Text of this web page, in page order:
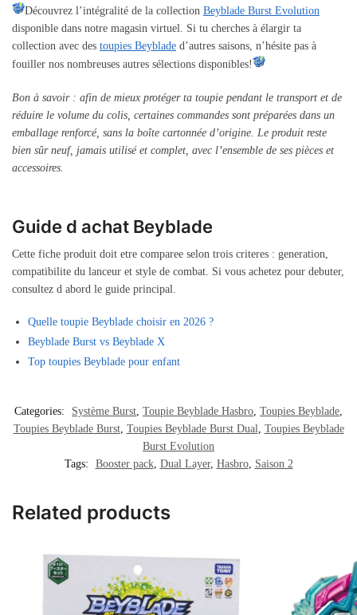
Découvrez l’intégralité de la collection Beyblade Burst Evolution
disponible dans notre magasin virtuel. Si tu cherches à élargir ta
collection avec des toupies Beyblade d’autres saisons, n’hésite pas à
fouiller nos nombreuses autres sélections disponibles!
Bon à savoir : afin de mieux protéger ta toupie pendant le transport et de
réduire le volume du colis, certaines commandes sont préparées dans un
emballage renforcé, sans la boîte cartonnée d’origine. Le produit reste
bien sûr neuf, jamais utilisé et complet, avec l’ensemble de ses pièces et
accessoires.
Guide d achat Beyblade
Cette fiche produit doit etre comparee selon trois criteres : generation,
compatibilite du lanceur et style de combat. Si vous achetez pour debuter,
consultez d abord le guide principal.
Quelle toupie Beyblade choisir en 2026 ?
Beyblade Burst vs Beyblade X
Top toupies Beyblade pour enfant
Categories: Système Burst, Toupie Beyblade Hasbro, Toupies Beyblade,
Toupies Beyblade Burst, Toupies Beyblade Burst Dual, Toupies Beyblade
Burst Evolution
Tags:
Booster pack, Dual Layer, Hasbro, Saison 2
Related products